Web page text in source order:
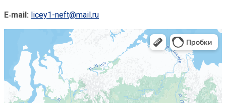
E‑mail: licey1-neft@mail.ru